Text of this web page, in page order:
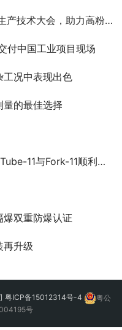
会，助力高粉尘工况物位测控
付中国工业项目现场
工况中表现出色
量的最佳选择
11顺利完成防爆证书更新
双重防爆认证
升级
粤ICP备15012314号-4
粤公
号